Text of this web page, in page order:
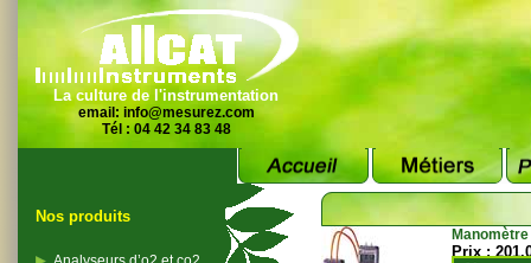
La culture de l'instrumentation
email: info@mesurez.com
Tél : 04 42 34 83 48
Nos produits
Prix :